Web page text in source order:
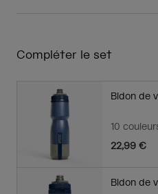
Compléter le set
Bidon de
10
22,99 €
Bidon de